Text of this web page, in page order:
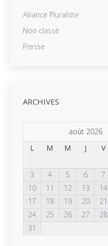
Alliance Pluraliste
Non classé
Presse
ARCHIVES
août 2026
L
M M J V
3
4 5 6 7
10
11 12 13 14
17
18 19 20 21
24
25 26 27 28
31